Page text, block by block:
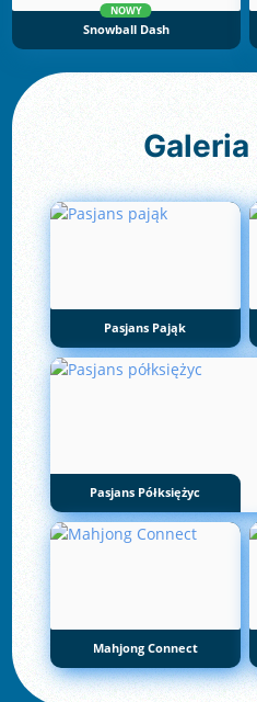
NOWY
Snowball Dash
Galeria
Pasjans Pająk
Pasjans Półksiężyc
Mahjong Connect